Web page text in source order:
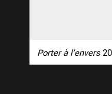
Porter à l'envers